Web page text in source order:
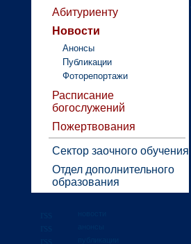
Абитуриенту
Новости
Анонсы
Публикации
Фоторепортажи
Расписание
богослужений
Пожертвования
Сектор заочного обучения
Отдел дополнительного
образования